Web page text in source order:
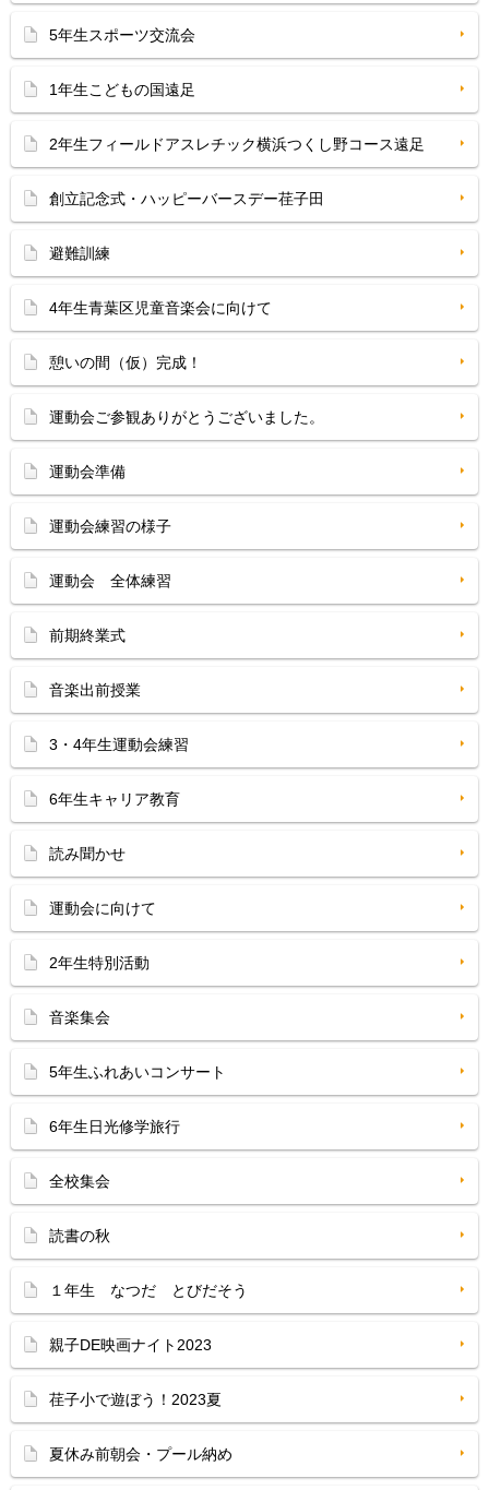
5年生スポーツ交流会
1年生こどもの国遠足
2年生フィールドアスレチック横浜つくし野コース遠足
創立記念式・ハッピーバースデー荏子田
避難訓練
4年生青葉区児童音楽会に向けて
憩いの間（仮）完成！
運動会ご参観ありがとうございました。
運動会準備
運動会練習の様子
運動会 全体練習
前期終業式
音楽出前授業
3・4年生運動会練習
6年生キャリア教育
読み聞かせ
運動会に向けて
2年生特別活動
音楽集会
5年生ふれあいコンサート
6年生日光修学旅行
全校集会
読書の秋
１年生 なつだ とびだそう
親子DE映画ナイト2023
荏子小で遊ぼう！2023夏
夏休み前朝会・プール納め